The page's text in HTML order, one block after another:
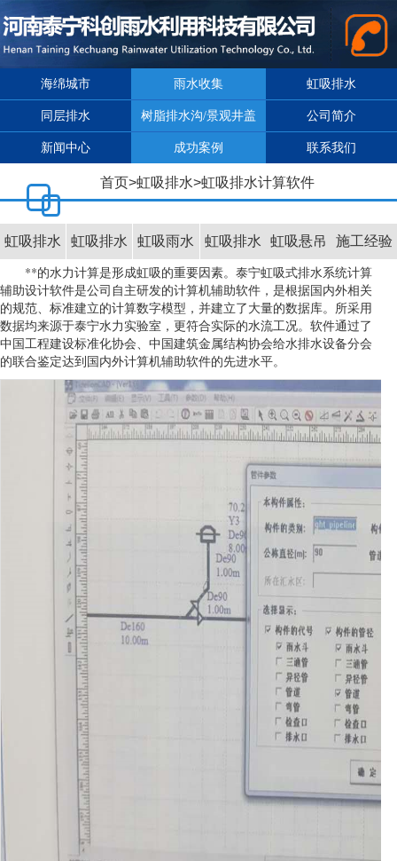
海绵城市 雨水收集 虹吸排水
同层排水 树脂排水沟/景观井盖 公司简介
新闻中心 成功案例 联系我们
首页>虹吸排水>虹吸排水计算软件
虹吸排水
原理
虹吸排水
计算软件
虹吸雨水
斗
虹吸排水
管材管件
虹吸悬吊
系统
施工经验
**的水力计算是形成虹吸的重要因素。泰宁虹吸式排水系统计算
辅助设计软件是公司自主研发的计算机辅助软件，是根据国内外相关
的规范、标准建立的计算数字模型，并建立了大量的数据库。所采用
数据均来源于泰宁水力实验室，更符合实际的水流工况。软件通过了
中国工程建设标准化协会、中国建筑金属结构协会给水排水设备分会
的联合鉴定达到国内外计算机辅助软件的先进水平。